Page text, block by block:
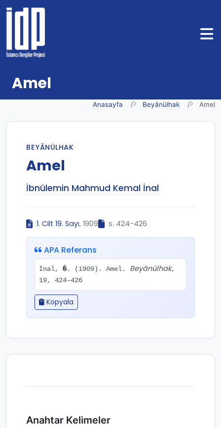
Amel
Anasayfa Beyânülhak Amel
BEYÂNÜLHAK
Amel
İbnülemin Mahmud Kemal İnal
1. Cilt 19. Sayı, 1909 s. 424-426
APA Referans
İnal, �. (1909). Amel. Beyânülhak,
19, 424–426
Kopyala
Anahtar Kelimeler